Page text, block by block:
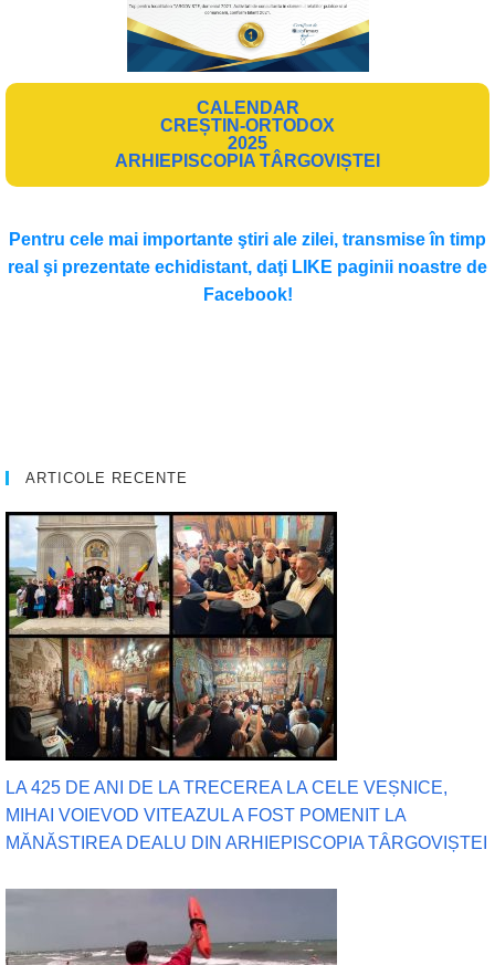
CALENDAR
CREȘTIN-ORTODOX
2025
ARHIEPISCOPIA TÂRGOVIȘTEI
Pentru cele mai importante ştiri ale zilei, transmise în timp
real şi prezentate echidistant, daţi LIKE paginii noastre de
Facebook!
ARTICOLE RECENTE
LA 425 DE ANI DE LA TRECEREA LA CELE VEȘNICE,
MIHAI VOIEVOD VITEAZUL A FOST POMENIT LA
MĂNĂSTIREA DEALU DIN ARHIEPISCOPIA TÂRGOVIȘTEI